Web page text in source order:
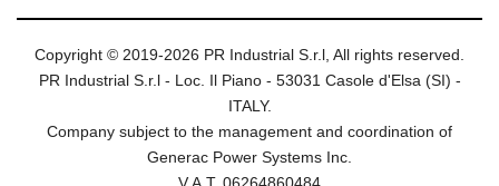
Copyright © 2019-2026 PR Industrial S.r.l, All rights reserved.
PR Industrial S.r.l - Loc. Il Piano - 53031 Casole d'Elsa (SI) -
ITALY.
Company subject to the management and coordination of
Generac Power Systems Inc.